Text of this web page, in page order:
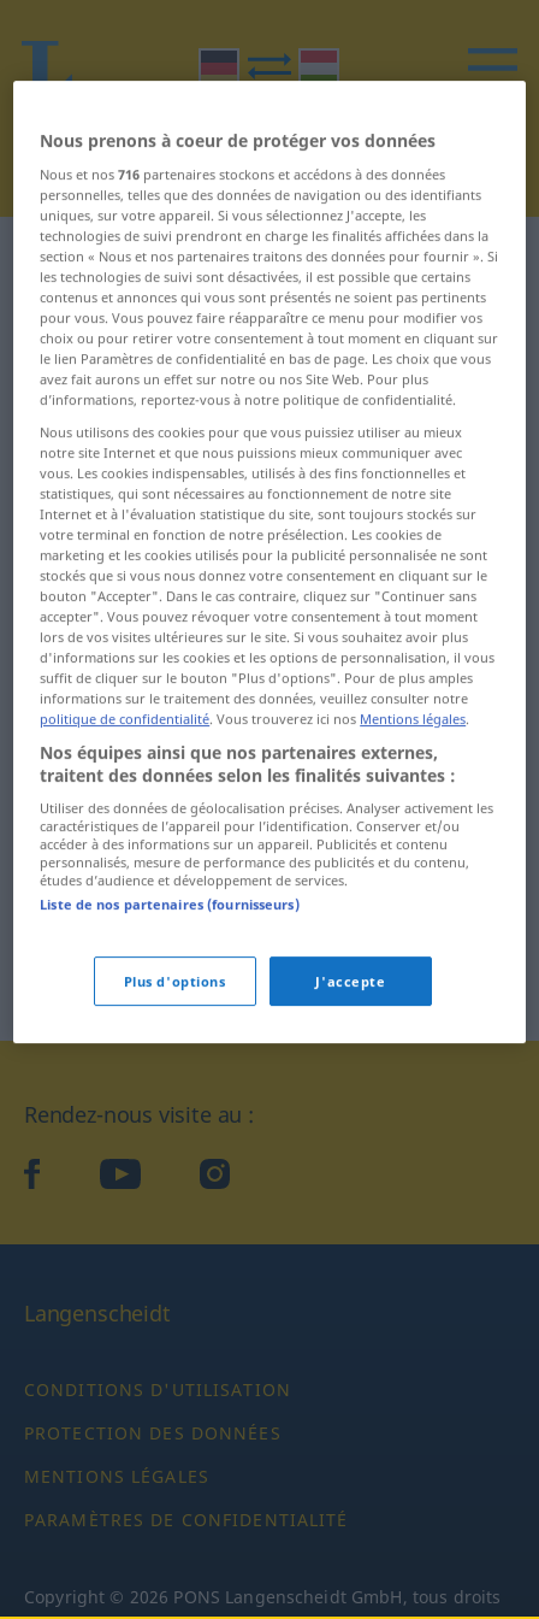
Dictionnaire Allemand-Hongrois D
Mots en allemand commençant
par D
D-Zug ... dänisch
dafür ... daneben
danebengehen ... das
Dasein ... dazwischen
dazwischenkommen ...
Delikatesse
Delikt ... denken
Denkmal ... Detail
Detektiv ... Dichter
Dichtung ... Diktator
Diktatur ... Distanz
Distel ... Doppelbett
doppelt ... Drahtzaun
Drama ... dreißig
dreist ... Drucker
Druckerei ... Dürre
Düse ... durchbraten
Durchbruch ...
durchnässt
durchqueren ... Dusche
duschen ... DVD-Player
Rendez-nous visite au :
facebookYouTube Instagram
Langenscheidt
CONDITIONS D'UTILISATION
PROTECTION DES DONNÉES
MENTIONS LÉGALES
PARAMÈTRES DE CONFIDENTIALITÉ
Copyright © 2026 PONS Langenscheidt GmbH, tous droits
Nous prenons à coeur de protéger vos données
Nous et nos716 partenaires stockons et accédons à des données
personnelles, telles que des données de navigation ou des identifiants
uniques, sur votre appareil. Si vous sélectionnez J'accepte, les
technologies de suivi prendront en charge les finalités affichées dans la
section « Nous et nos partenaires traitons des données pour fournir ». Si
les technologies de suivi sont désactivées, il est possible que certains
contenus et annonces qui vous sont présentés ne soient pas pertinents
pour vous. Vous pouvez faire réapparaître ce menu pour modifier vos
choix ou pour retirer votre consentement à tout moment en cliquant sur
le lien Paramètres de confidentialité en bas de page. Les choix que vous
avez fait aurons un effet sur notre ou nos Site Web. Pour plus
d’informations, reportez-vous à notre politique de confidentialité.
Nous utilisons des cookies pour que vous puissiez utiliser au mieux
notre site Internet et que nous puissions mieux communiquer avec
vous. Les cookies indispensables, utilisés à des fins fonctionnelles et
statistiques, qui sont nécessaires au fonctionnement de notre site
Internet et à l'évaluation statistique du site, sont toujours stockés sur
votre terminal en fonction de notre présélection. Les cookies de
marketing et les cookies utilisés pour la publicité personnalisée ne sont
stockés que si vous nous donnez votre consentement en cliquant sur le
bouton "Accepter". Dans le cas contraire, cliquez sur "Continuer sans
accepter". Vous pouvez révoquer votre consentement à tout moment
lors de vos visites ultérieures sur le site. Si vous souhaitez avoir plus
d'informations sur les cookies et les options de personnalisation, il vous
suffit de cliquer sur le bouton "Plus d'options". Pour de plus amples
informations sur le traitement des données, veuillez consulter notre
politique de confidentialité. Vous trouverez ici nos Mentions légales.
Nos équipes ainsi que nos partenaires externes,
traitent des données selon les finalités suivantes :
Utiliser des données de géolocalisation précises. Analyser activement les
caractéristiques de l’appareil pour l’identification. Conserver et/ou
accéder à des informations sur un appareil. Publicités et contenu
personnalisés, mesure de performance des publicités et du contenu,
études d’audience et développement de services.
Liste de nos partenaires (fournisseurs)
Plus d'options J'accepte